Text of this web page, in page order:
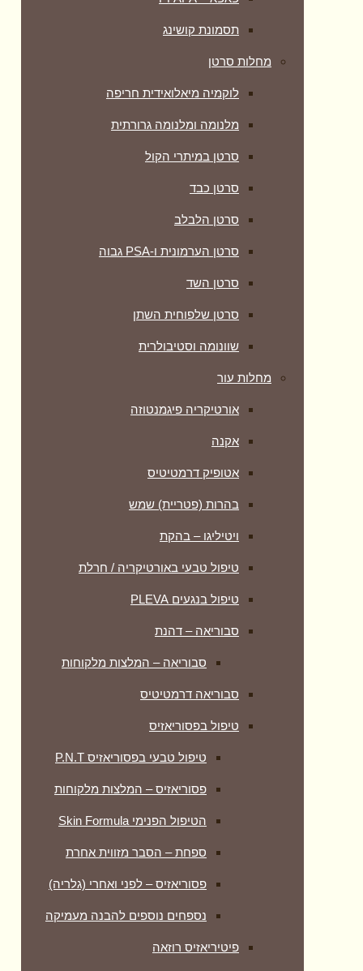
תסמונת קושינג
מחלות סרטן
לוקמיה מיאלואידית חריפה
מלנומה ומלנומה גרורתית
סרטן במיתרי הקול
סרטן כבד
סרטן הלבלב
סרטן הערמונית ו-PSA גבוה
סרטן השד
סרטן שלפוחית השתן
שוונומה וסטיבולרית
מחלות עור
אורטיקריה פיגמנטוזה
אקנה
אטופיק דרמטיטיס
בהרות (פטריית) שמש
ויטיליגו – בהקת
טיפול טבעי באורטיקריה / חרלת
טיפול בנגעים PLEVA
סבוריאה – דהנת
סבוריאה – המלצות מלקוחות
סבוריאה דרמטיטיס
טיפול בפסוריאזיס
טיפול טבעי בפסוריאזיס P.N.T
פסוריאזיס – המלצות מלקוחות
הטיפול הפנימי Skin Formula
ספחת – הסבר מזווית אחרת
פסוריאזיס – לפני ואחרי (גלריה)
נספחים נוספים להבנה מעמיקה
פיטיריאזיס רוזאה